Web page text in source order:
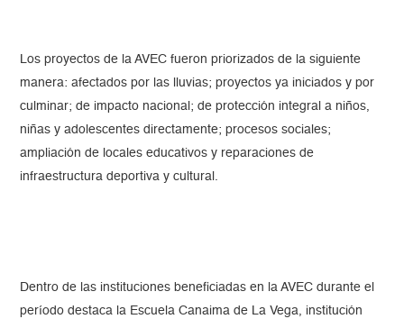
Los proyectos de la AVEC fueron priorizados de la siguiente
manera: afectados por las lluvias; proyectos ya iniciados y por
culminar; de impacto nacional; de protección integral a niños,
niñas y adolescentes directamente; procesos sociales;
ampliación de locales educativos y reparaciones de
infraestructura deportiva y cultural.
Dentro de las instituciones beneficiadas en la AVEC durante el
período destaca la Escuela Canaima de La Vega, institución